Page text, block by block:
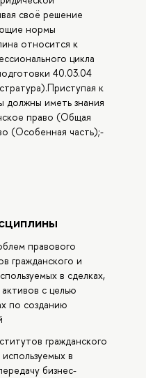
своё решение
нормы
относится к
цикла
40.03.04
к
должны иметь знания
право (Общая
(Особенная часть);-
правового
гражданского и
в сделках,
с целью
по созданию
гражданского
в
бизнес-